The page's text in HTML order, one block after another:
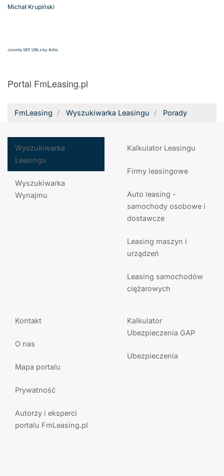
Michał Krupiński
Joomla SEF URLs by Artio
Portal FmLeasing.pl
FmLeasing Wyszukiwarka Leasingu Porady
Wyszukiwarka
Leasingu
Wyszukiwarka
Wynajmu
Kalkulator Leasingu
Firmy leasingowe
Auto leasing -
samochody osobowe i
dostawcze
Leasing maszyn i
urządzeń
Leasing samochodów
ciężarowych
Kontakt
O nas
Mapa portalu
Prywatność
Autorzy i eksperci
portalu FmLeasing.pl
Kalkulator
Ubezpieczenia GAP
Ubezpieczenia